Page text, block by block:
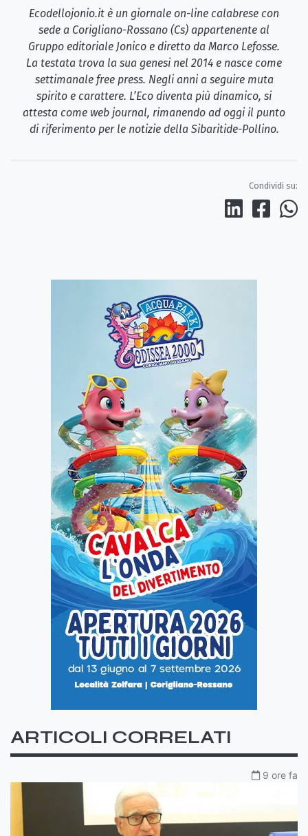
Ecodellojonio.it è un giornale on-line calabrese con
sede a Corigliano-Rossano (Cs) appartenente al
Gruppo editoriale Jonico e diretto da Marco Lefosse.
La testata trova la sua genesi nel 2014 e nasce come
settimanale free press. Negli anni a seguire muta
spirito e carattere. L’Eco diventa più dinamico, si
attesta come web journal, rimanendo ad oggi il punto
di riferimento per le notizie della Sibaritide-Pollino.
Condividi su:
ARTICOLI CORRELATI
9 ore fa